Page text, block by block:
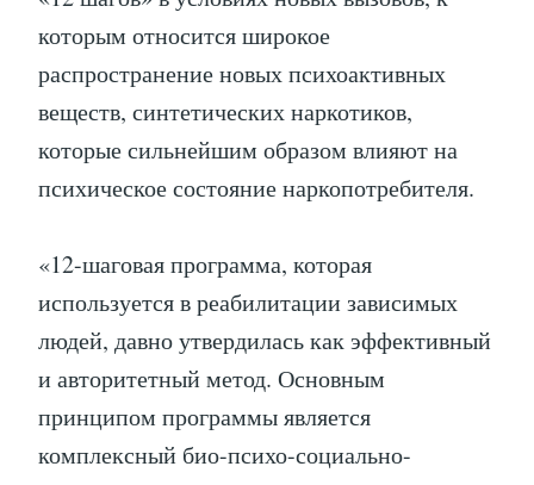
которым относится широкое
распространение новых психоактивных
веществ, синтетических наркотиков,
которые сильнейшим образом влияют на
психическое состояние наркопотребителя.
«12-шаговая программа, которая
используется в реабилитации зависимых
людей, давно утвердилась как эффективный
и авторитетный метод. Основным
принципом программы является
комплексный био-психо-социально-